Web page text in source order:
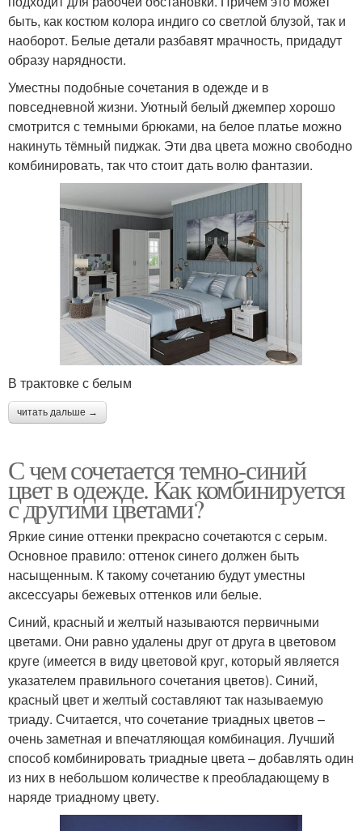
быть, как костюм колора индиго со светлой блузой, так и
наоборот. Белые детали разбавят мрачность, придадут
образу нарядности.
Уместны подобные сочетания в одежде и в
повседневной жизни. Уютный белый джемпер хорошо
смотрится с темными брюками, на белое платье можно
накинуть тёмный пиджак. Эти два цвета можно свободно
комбинировать, так что стоит дать волю фантазии.
В трактовке с белым
читать дальше →
С чем сочетается темно-синий
цвет в одежде. Как комбинируется
с другими цветами?
Яркие синие оттенки прекрасно сочетаются с серым.
Основное правило: оттенок синего должен быть
насыщенным. К такому сочетанию будут уместны
аксессуары бежевых оттенков или белые.
Синий, красный и желтый называются первичными
цветами. Они равно удалены друг от друга в цветовом
круге (имеется в виду цветовой круг, который является
указателем правильного сочетания цветов). Синий,
красный цвет и желтый составляют так называемую
триаду. Считается, что сочетание триадных цветов –
очень заметная и впечатляющая комбинация. Лучший
способ комбинировать триадные цвета – добавлять один
из них в небольшом количестве к преобладающему в
наряде триадному цвету.